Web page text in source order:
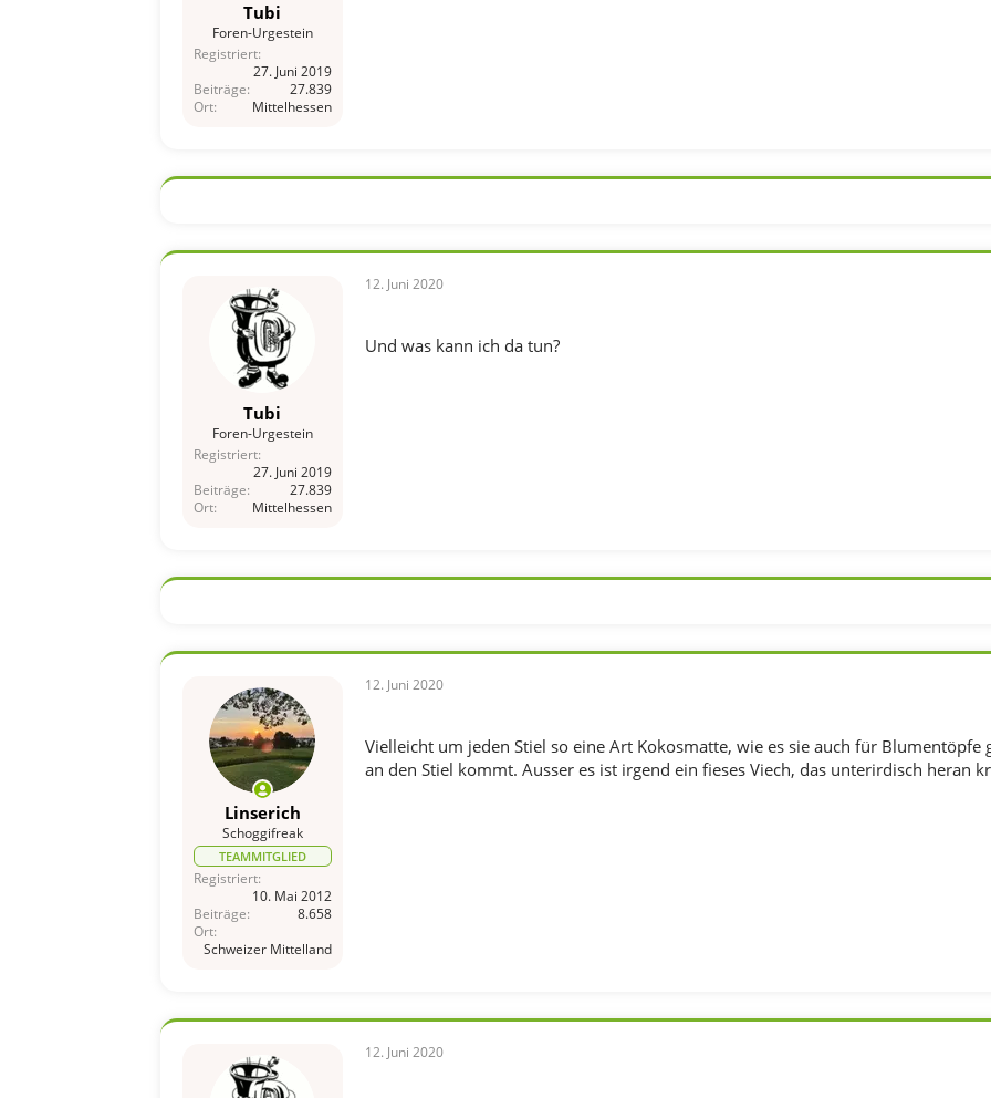
Tubi
Foren-Urgestein
Registriert
27. Juni 2019
Beiträge
27.839
Ort
Mittelhessen
Tubi
Foren-Urgestein
Registriert
27. Juni 2019
Beiträge
27.839
Ort
Mittelhessen
12. Juni 2020
Und was kann ich da tun?
Linserich
Schoggifreak
TEAMMITGLIED
Registriert
10. Mai 2012
Beiträge
8.658
Ort
Schweizer Mittelland
12. Juni 2020
Vielleicht um jeden Stiel so eine Art Kokosmatte, wie es sie auch für
an den Stiel kommt. Ausser es ist irgend ein fieses Viech, das unterirdisch heran
12. Juni 2020